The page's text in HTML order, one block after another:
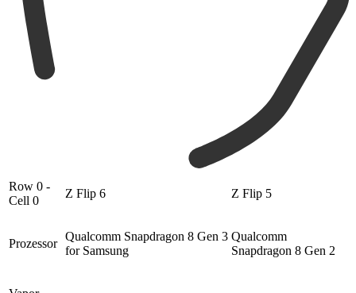
Row 0 -
Cell 0
Z Flip 6 Z Flip 5
Prozessor
Qualcomm Snapdragon 8 Gen 3
for Samsung
Qualcomm
Snapdragon 8 Gen 2